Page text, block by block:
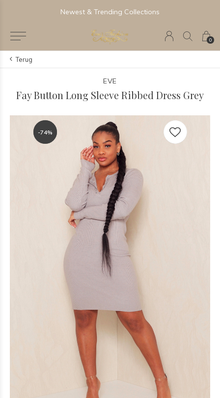
0
Newest & Trending Collections
Terug
EVE
Fay Button Long Sleeve Ribbed Dress Grey
-74%
-74%